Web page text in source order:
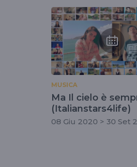
MUSICA
Ma Il cielo è
(Italianstars4life)
08 Giu 2020 > 30 Set